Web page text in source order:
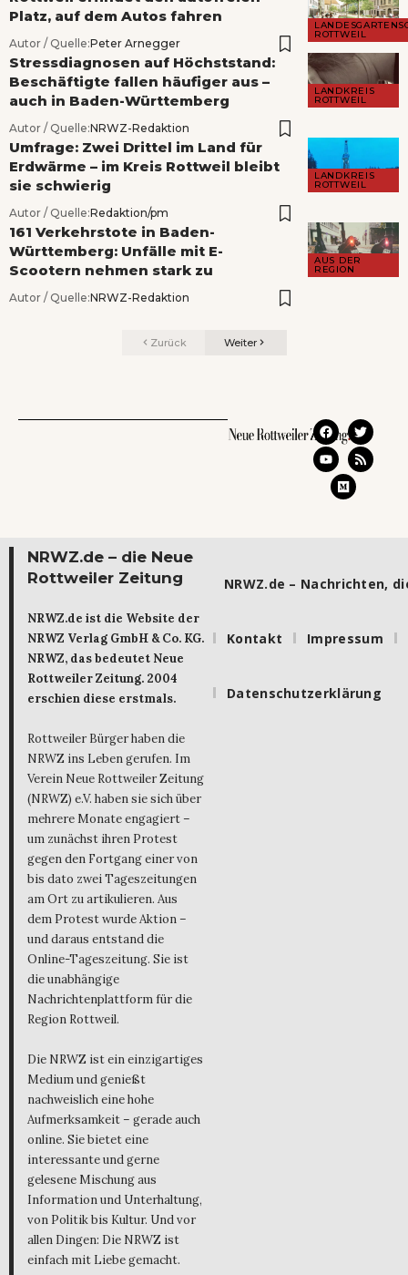
ROTTWEIL
Platz, auf dem Autos fahren
Autor / Quelle:Peter Arnegger
LANDKREIS
ROTTWEIL
Stressdiagnosen auf Höchststand:
Beschäftigte fallen häufiger aus –
auch in Baden-Württemberg
Autor / Quelle:NRWZ-Redaktion
LANDKREIS
ROTTWEIL
Umfrage: Zwei Drittel im Land für
Erdwärme – im Kreis Rottweil bleibt
sie schwierig
Autor / Quelle:Redaktion/pm
AUS DER
REGION
161 Verkehrstote in Baden-
Württemberg: Unfälle mit E-
Scootern nehmen stark zu
Autor / Quelle:NRWZ-Redaktion
Zurück Weiter
NRWZ.de – die Neue
Rottweiler Zeitung
NRWZ.de ist die Website der
NRWZ Verlag GmbH & Co. KG.
NRWZ, das bedeutet Neue
Rottweiler Zeitung. 2004
erschien diese erstmals.
Rottweiler Bürger haben die
NRWZ ins Leben gerufen. Im
Verein Neue Rottweiler Zeitung
(NRWZ) e.V. haben sie sich über
mehrere Monate engagiert –
um zunächst ihren Protest
gegen den Fortgang einer von
bis dato zwei Tageszeitungen
am Ort zu artikulieren. Aus
dem Protest wurde Aktion –
und daraus entstand die
Online-Tageszeitung. Sie ist
die unabhängige
Nachrichtenplattform für die
Region Rottweil.
Die NRWZ ist ein einzigartiges
Medium und genießt
nachweislich eine hohe
Aufmerksamkeit – gerade auch
online. Sie bietet eine
interessante und gerne
gelesene Mischung aus
Information und Unterhaltung,
von Politik bis Kultur. Und vor
allen Dingen: Die NRWZ ist
einfach mit Liebe gemacht.
NRWZ.de – Nachrichten,
Kontakt Impressum
Datenschutzerklärung